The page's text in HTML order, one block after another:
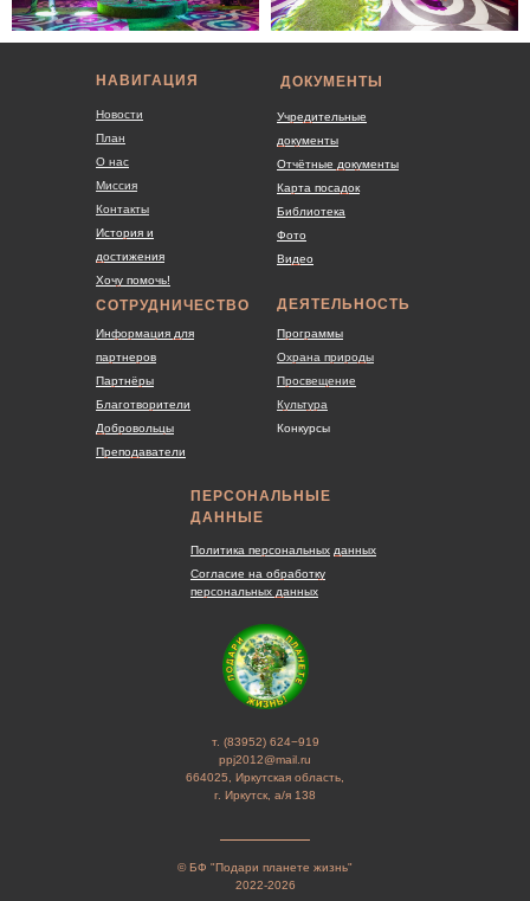
т. (83952) 624−919
ppj2012@mail.ru
664025, Иркутская область,
г. Иркутск, а/я 138
© БФ "Подари планете жизнь"
2022-2026
ДЕЯТЕЛЬНОСТЬ
ПЕРСОНАЛЬНЫЕ
ДАННЫЕ
НАВИГАЦИЯ
Новости
План
О нас
Миссия
Контакты
История и
достижения
Хочу помочь!
Программы
Охрана природы
Просвещение
Культура
Конкурсы
СОТРУДНИЧЕСТВО
Информация для
партнеров
Партнёры
Благотворители
Добровольцы
Преподаватели
ДОКУМЕНТЫ
Учредительные
документы
Отчётные документы
Карта посадок
Библиотека
Фото
Видео
Политика персональных данных
Согласие на обработку
персональных данных